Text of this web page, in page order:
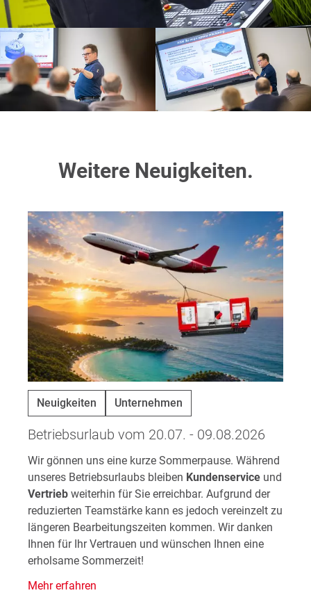
Weitere Neuigkeiten.
Neuigkeiten Unternehmen
Betriebsurlaub vom 20.07. - 09.08.2026
Wir gönnen uns eine kurze Sommerpause. Während
unseres Betriebsurlaubs bleiben Kundenservice und
Vertrieb weiterhin für Sie erreichbar. Aufgrund der
reduzierten Teamstärke kann es jedoch vereinzelt zu
längeren Bearbeitungszeiten kommen. Wir danken
Ihnen für Ihr Vertrauen und wünschen Ihnen eine
erholsame Sommerzeit!
Mehr erfahren